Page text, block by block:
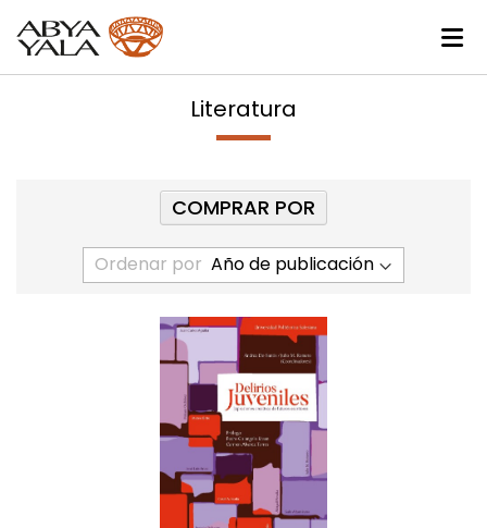
Literatura
Ordenar por
COMPRAR POR